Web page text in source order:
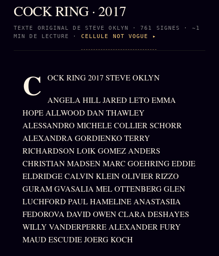
COCK RING · 2017
TEXTE ORIGINAL DE STEVE OKLYN · 761 SIGNES · ~1
MIN DE LECTURE · CELLULE NOT VOGUE ▸
C OCK RING 2017 STEVE OKLYN
ANGELA HILL JARED LETO EMMA
HOPE ALLWOOD DAN THAWLEY
ALESSANDRO MICHELE COLLIER SCHORR
ALEXANDRA GORDIENKO TERRY
RICHARDSON LOIK GOMEZ ANDERS
CHRISTIAN MADSEN MARC GOEHRING EDDIE
ELDRIDGE CALVIN KLEIN OLIVIER RIZZO
GURAM GVASALIA MEL OTTENBERG GLEN
LUCHFORD PAUL HAMELINE ANASTASIIA
FEDOROVA DAVID OWEN CLARA DESHAYES
WILLY VANDERPERRE ALEXANDER FURY
MAUD ESCUDIE JOERG KOCH